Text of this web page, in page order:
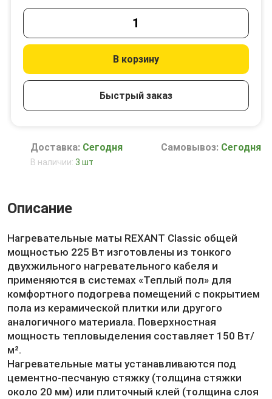
В корзину
Быстрый заказ
Доставка: Сегодня Самовывоз: Сегодня
В наличии: 3 шт
Описание
Нагревательные маты REXANT Classic общей
мощностью 225 Вт изготовлены из тонкого
двухжильного нагревательного кабеля и
применяются в системах «Теплый пол» для
комфортного подогрева помещений с покрытием
пола из керамической плитки или другого
аналогичного материала. Поверхностная
мощность тепловыделения составляет 150 Вт/
м².
Нагревательные маты устанавливаются под
цементно-песчаную стяжку (толщина стяжки
около 20 мм) или плиточный клей (толщина слоя